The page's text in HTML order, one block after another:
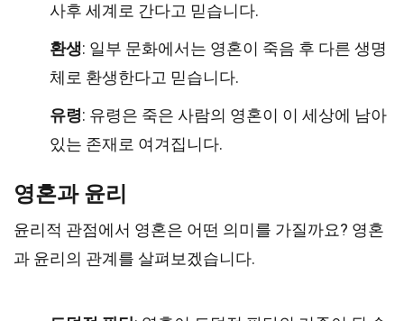
사후 세계로 간다고 믿습니다.
환생: 일부 문화에서는 영혼이 죽음 후 다른 생명
체로 환생한다고 믿습니다.
유령: 유령은 죽은 사람의 영혼이 이 세상에 남아
있는 존재로 여겨집니다.
영혼과 윤리
윤리적 관점에서 영혼은 어떤 의미를 가질까요? 영혼
과 윤리의 관계를 살펴보겠습니다.